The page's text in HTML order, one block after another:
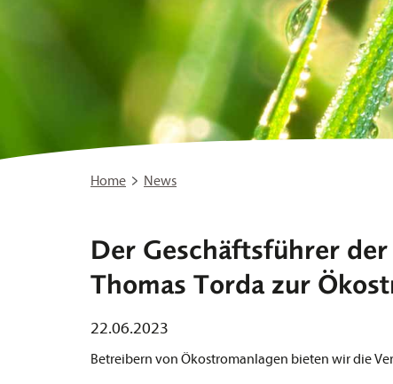
Home News
Der Geschäftsführer der
Thomas Torda zur
22.06.2023
Betreibern von Ökostromanlagen bieten wir die